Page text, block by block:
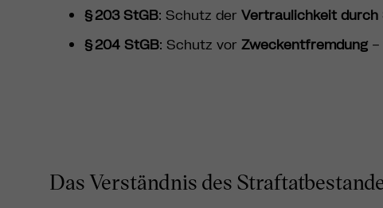
§ 203 StGB: Schutz der Vertraulichkeit durch
§ 204 StGB: Schutz vor Zweckentfremdung–
Das Verständnis des